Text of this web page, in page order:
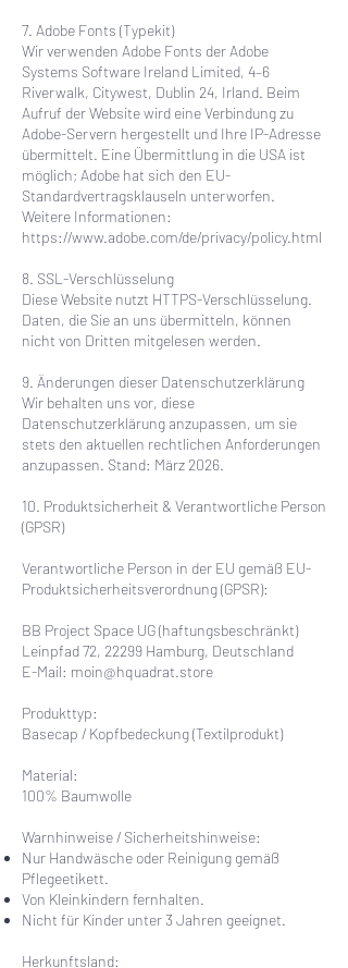
7. Adobe Fonts (Typekit)
Wir verwenden Adobe Fonts der Adobe
Systems Software Ireland Limited, 4–6
Riverwalk, Citywest, Dublin 24, Irland. Beim
Aufruf der Website wird eine Verbindung zu
Adobe-Servern hergestellt und Ihre IP-Adresse
übermittelt. Eine Übermittlung in die USA ist
möglich; Adobe hat sich den EU-
Standardvertragsklauseln unterworfen.
Weitere Informationen:
https://www.adobe.com/de/privacy/policy.html
8. SSL-Verschlüsselung
Diese Website nutzt HTTPS-Verschlüsselung.
Daten, die Sie an uns übermitteln, können
nicht von Dritten mitgelesen werden.
9. Änderungen dieser Datenschutzerklärung
Wir behalten uns vor, diese
Datenschutzerklärung anzupassen, um sie
stets den aktuellen rechtlichen Anforderungen
anzupassen. Stand: März 2026.
10. Produktsicherheit & Verantwortliche Person
(GPSR)
Verantwortliche Person in der EU gemäß EU-
Produktsicherheitsverordnung (GPSR):
BB Project Space UG (haftungsbeschränkt)
Leinpfad 72, 22299 Hamburg, Deutschland
E-Mail: moin@hquadrat.store
Produkttyp:
Basecap / Kopfbedeckung (Textilprodukt)
Material:
100% Baumwolle
Warnhinweise / Sicherheitshinweise:
Nur Handwäsche oder Reinigung gemäß
Pflegeetikett.
Von Kleinkindern fernhalten.
Nicht für Kinder unter 3 Jahren geeignet.
Herkunftsland: